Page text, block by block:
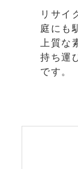
リサイ
庭にも
上質な
持ち運
です。